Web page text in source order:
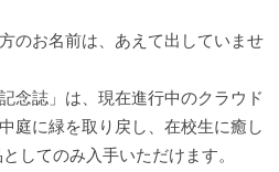
のお名前は、あえて出していませ
念誌」は、現在進行中のクラウド
庭に緑を取り戻し、在校生に癒し
してのみ入手いただけます。